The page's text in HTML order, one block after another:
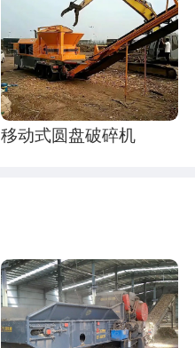
移动式圆盘破碎机